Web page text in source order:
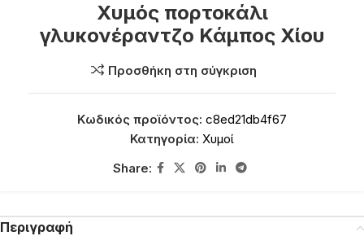
Χυμός πορτοκάλι
γλυκονέραντζο Κάμπος Χίου
Προσθήκη στη σύγκριση
Κωδικός προϊόντος: c8ed21db4f67
Κατηγορία: Χυμοί
Share:
Περιγραφή